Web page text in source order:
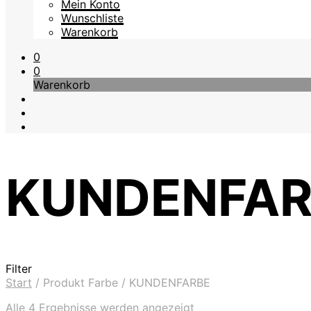
Mein Konto
Wunschliste
Warenkorb
0
0
Warenkorb
Filter
Start / Produkt Farbe / KUNDENFARBE
Alle 4 Ergebnisse werden angezeigt